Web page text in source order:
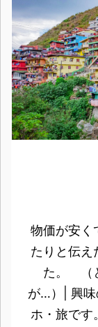
物価が安く
たりと伝え
た。 （
が…）| 興味
ホ・旅で